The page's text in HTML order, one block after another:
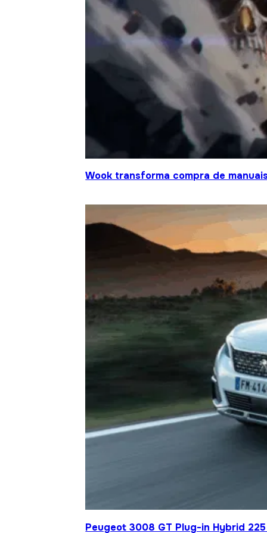
Wook transforma compra de
Peugeot 3008 GT Plug-in Hybrid